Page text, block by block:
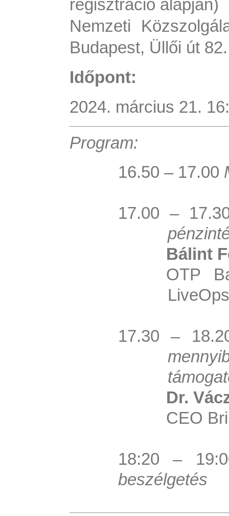
regisztráció alapján)
Nemzeti
Budapest, Üllői út
Időpont:
2024. március 21.
Program:
16.50 – 17.00
17.00 –
Bálint
OTP
17.30 –
Dr.
CEO
18:20 –
beszélgetés